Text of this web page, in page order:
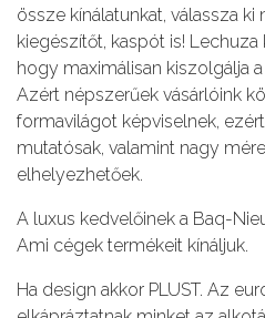
össze kínálatunkat, válassza
kiegészítőt, kaspót is! Lechuza
hogy maximálisan kiszolgálja
Azért népszerűek vásárlóink
formavilágot képviselnek,
mutatósak, valamint nagy
elhelyezhetőek.
A luxus kedvelőinek a Baq-
Ami cégek termékeit kínáljuk.
Ha design akkor PLUST. Az